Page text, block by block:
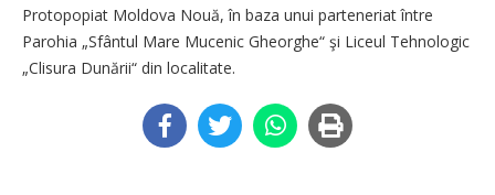
Protopopiat Moldova Nouă, în baza unui parteneriat între
Parohia „Sfântul Mare Mucenic Gheorghe“ şi Liceul Tehnologic
„Clisura Dunării“ din localitate.